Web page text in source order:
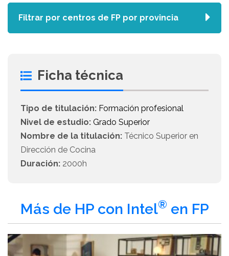
Ficha técnica
Tipo de titulación: Formación profesional
Nivel de estudio: Grado Superior
Nombre de la titulación: Técnico Superior en
Dirección de Cocina
Duración: 2000h
Más de HP con Intel® en FP
Filtrar por centros de FP por provincia